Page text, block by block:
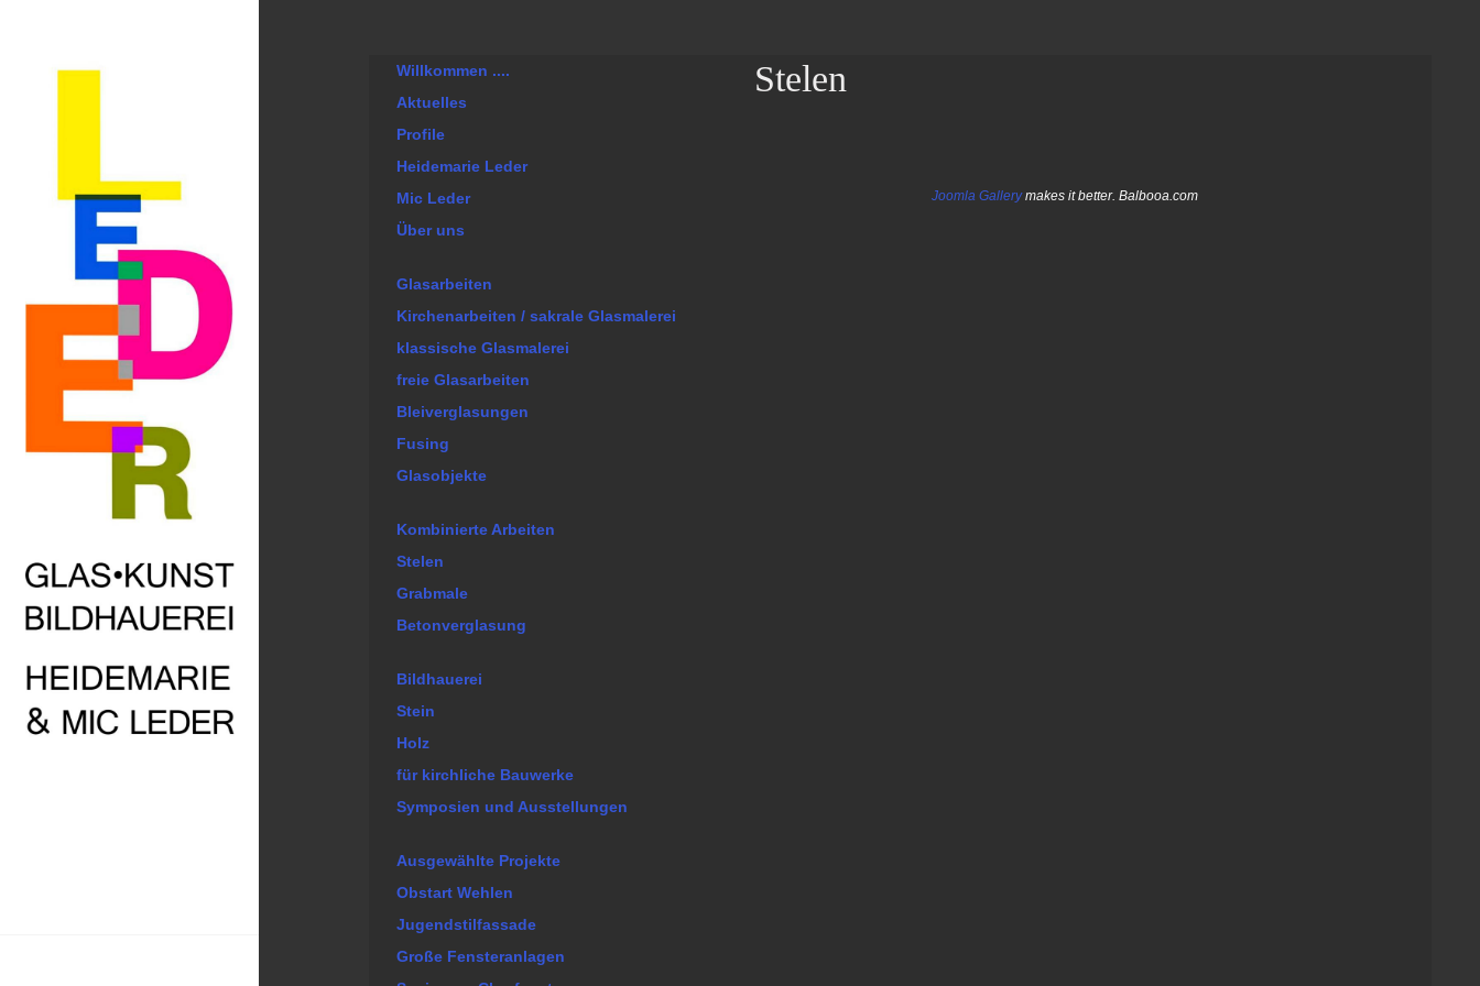
Stelen
Joomla Gallerymakes it better. Balbooa.com
Willkommen ....
Aktuelles
Profile
Heidemarie Leder
Mic Leder
Über uns
Glasarbeiten
Kirchenarbeiten / sakrale Glasmalerei
klassische Glasmalerei
freie Glasarbeiten
Bleiverglasungen
Fusing
Glasobjekte
Kombinierte Arbeiten
Stelen
Grabmale
Betonverglasung
Bildhauerei
Stein
Holz
für kirchliche Bauwerke
Symposien und Ausstellungen
Ausgewählte Projekte
Obstart Wehlen
Jugendstilfassade
Große Fensteranlagen